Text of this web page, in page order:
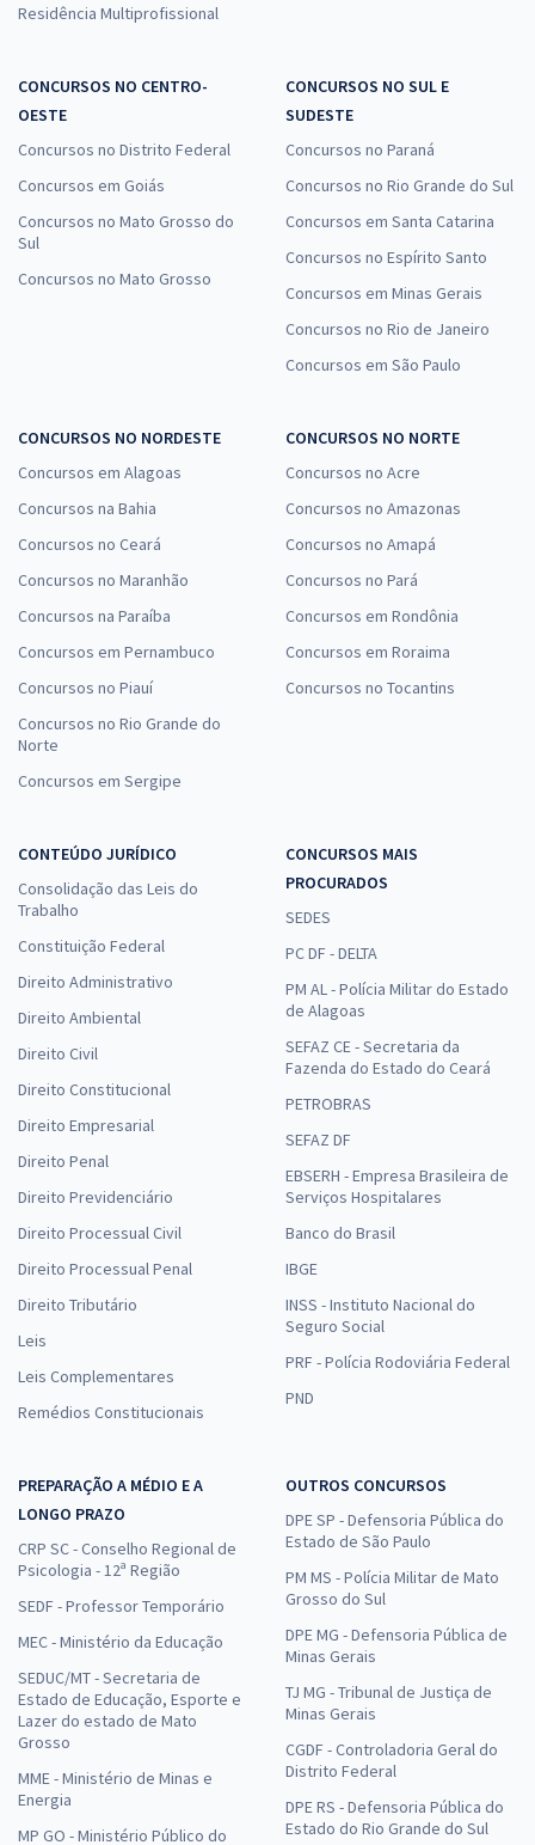
Residência Multiprofissional
CONCURSOS NO CENTRO-
OESTE
Concursos no Distrito Federal
Concursos em Goiás
Concursos no Mato Grosso do
Sul
Concursos no Mato Grosso
CONCURSOS NO SUL E
SUDESTE
Concursos no Paraná
Concursos no Rio Grande do Sul
Concursos em Santa Catarina
Concursos no Espírito Santo
Concursos em Minas Gerais
Concursos no Rio de Janeiro
Concursos em São Paulo
CONCURSOS NO NORDESTE
Concursos em Alagoas
Concursos na Bahia
Concursos no Ceará
Concursos no Maranhão
Concursos na Paraíba
Concursos em Pernambuco
Concursos no Piauí
Concursos no Rio Grande do
Norte
Concursos em Sergipe
CONCURSOS NO NORTE
Concursos no Acre
Concursos no Amazonas
Concursos no Amapá
Concursos no Pará
Concursos em Rondônia
Concursos em Roraima
Concursos no Tocantins
CONTEÚDO JURÍDICO
Consolidação das Leis do
Trabalho
Constituição Federal
Direito Administrativo
Direito Ambiental
Direito Civil
Direito Constitucional
Direito Empresarial
Direito Penal
Direito Previdenciário
Direito Processual Civil
Direito Processual Penal
Direito Tributário
Leis
Leis Complementares
Remédios Constitucionais
CONCURSOS MAIS
PROCURADOS
SEDES
PC DF - DELTA
PM AL - Polícia Militar do Estado
de Alagoas
SEFAZ CE - Secretaria da
Fazenda do Estado do Ceará
PETROBRAS
SEFAZ DF
EBSERH - Empresa Brasileira de
Serviços Hospitalares
Banco do Brasil
IBGE
INSS - Instituto Nacional do
Seguro Social
PRF - Polícia Rodoviária Federal
PND
PREPARAÇÃO A MÉDIO E A
LONGO PRAZO
CRP SC - Conselho Regional de
Psicologia - 12ª Região
SEDF - Professor Temporário
MEC - Ministério da Educação
SEDUC/MT - Secretaria de
Estado de Educação, Esporte e
Lazer do estado de Mato
Grosso
MME - Ministério de Minas e
Energia
MP GO - Ministério Público do
OUTROS CONCURSOS
DPE SP - Defensoria Pública do
Estado de São Paulo
PM MS - Polícia Militar de Mato
Grosso do Sul
DPE MG - Defensoria Pública de
Minas Gerais
TJ MG - Tribunal de Justiça de
Minas Gerais
CGDF - Controladoria Geral do
Distrito Federal
DPE RS - Defensoria Pública do
Estado do Rio Grande do Sul